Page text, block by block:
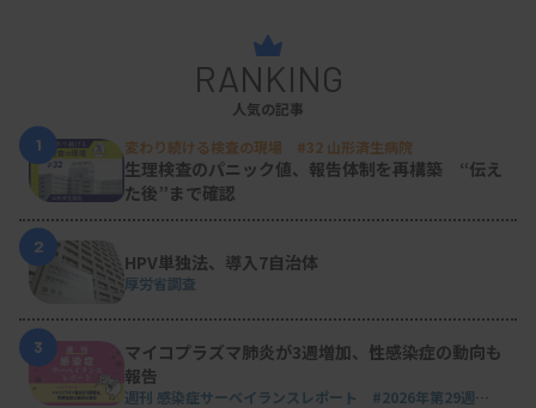
RANKING
人気の記事
1
変わり続ける検査の現場 #32 山形済生病院
生理検査のパニック値、報告体制を再構築 “伝え
た後”まで確認
2
HPV単独法、導入7自治体
厚労省調査
3
マイコプラズマ肺炎が3週増加、性感染症の動向も
報告
週刊 感染症サーベイランスレポート #2026年第29週